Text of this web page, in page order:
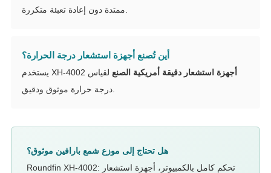
أين تُصنع أجهزة استشعار درجة الحرارة؟
يستخدم XH-4002 أجهزة استشعار دقيقة أمريكية الصنع لقياس
درجة حرارة موثوق ودقيق.
هل تحتاج إلى موزع شمع بارافين موثوق؟
Roundfin XH-4002: تحكم كامل بالكمبيوتر، أجهزة استشعار